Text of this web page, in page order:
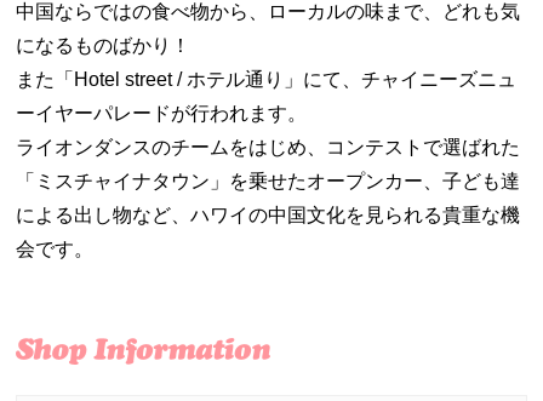
中国ならではの食べ物から、ローカルの味まで、どれも気
になるものばかり！
また「Hotel street / ホテル通り」にて、チャイニーズニュ
ーイヤーパレードが行われます。
ライオンダンスのチームをはじめ、コンテストで選ばれた
「ミスチャイナタウン」を乗せたオープンカー、子ども達
による出し物など、ハワイの中国文化を見られる貴重な機
会です。